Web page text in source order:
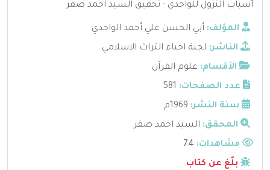
أسباب النزول للواحدي - تحقيق السيد احمد صقر
المؤلف: أبي الحسن علي أحمد الواحدي
الناشر: لجنة احياء التراث الاسلامي
الأقسام: علوم القرآن
عدد الصفحات: 581
سنة النشر: 1969م
المحقق: السيد احمد صقر
مشاهدات:
بلّغ عن كتاب